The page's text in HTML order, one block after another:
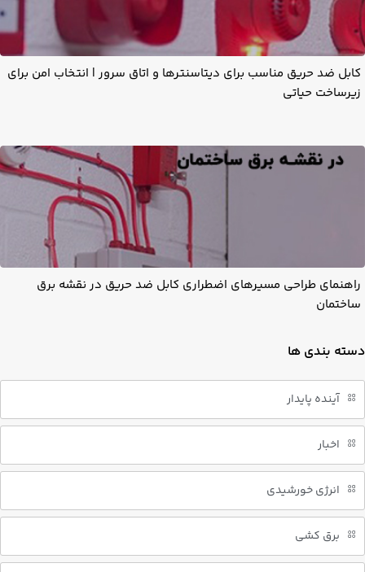
کابل ضد حریق مناسب برای دیتاسنترها و اتاق سرور | انتخاب امن برای
زیرساخت حیاتی
راهنمای طراحی مسیرهای اضطراری کابل ضد حریق در نقشه برق
ساختمان
دسته بندی ها
آینده پایدار
اخبار
انرژی خورشیدی
برق کشی